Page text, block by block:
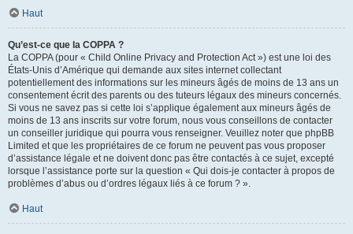
Haut
Qu’est-ce que la COPPA ?
La COPPA (pour « Child Online Privacy and Protection Act ») est une loi des
États-Unis d’Amérique qui demande aux sites internet collectant
potentiellement des informations sur les mineurs âgés de moins de 13 ans un
consentement écrit des parents ou des tuteurs légaux des mineurs concernés.
Si vous ne savez pas si cette loi s’applique également aux mineurs âgés de
moins de 13 ans inscrits sur votre forum, nous vous conseillons de contacter
un conseiller juridique qui pourra vous renseigner. Veuillez noter que phpBB
Limited et que les propriétaires de ce forum ne peuvent pas vous proposer
d’assistance légale et ne doivent donc pas être contactés à ce sujet, excepté
lorsque l’assistance porte sur la question « Qui dois-je contacter à propos de
problèmes d’abus ou d’ordres légaux liés à ce forum ? ».
Haut